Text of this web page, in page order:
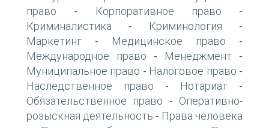
право - Корпоративное право -
Криминалистика - Криминология -
Маркетинг - Медицинское право -
Международное право - Менеджмент -
Муниципальное право - Налоговое право -
Наследственное право - Нотариат -
Обязательственное право - Оперативно-
розыскная деятельность - Права человека